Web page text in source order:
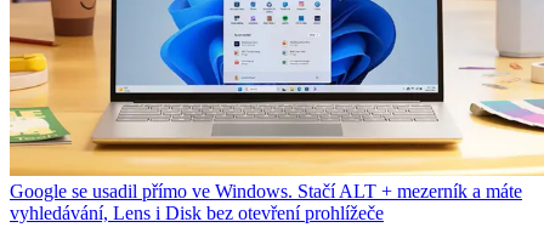
Google se usadil přímo ve Windows. Stačí ALT + mezerník a máte
vyhledávání, Lens i Disk bez otevření prohlížeče